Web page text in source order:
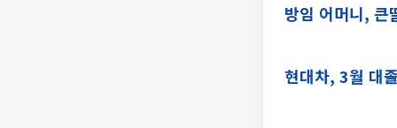
방임 어머니,
현대차, 3월 대